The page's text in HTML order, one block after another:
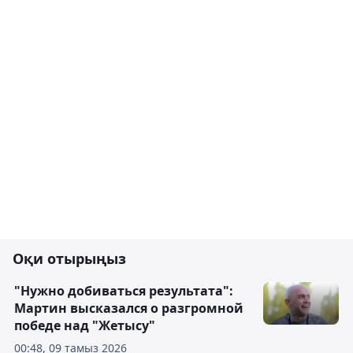
Оқи отырыңыз
00:48, 09 тамыз 2026
"Нужно добиваться результата":
Мартин высказался о разгромной
победе над "Жетысу"